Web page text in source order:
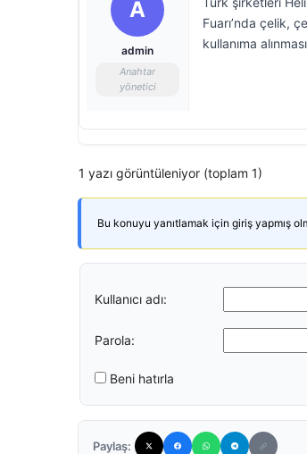
A
admin
Anahtar
yönetici
Fuarı’nda çelik,
kullanıma
1 yazı görüntüleniyor (toplam 1)
Bu konuyu yanıtlamak için giriş yapmış
Kullanıcı adı:
Parola:
Beni hatırla
Paylaş: